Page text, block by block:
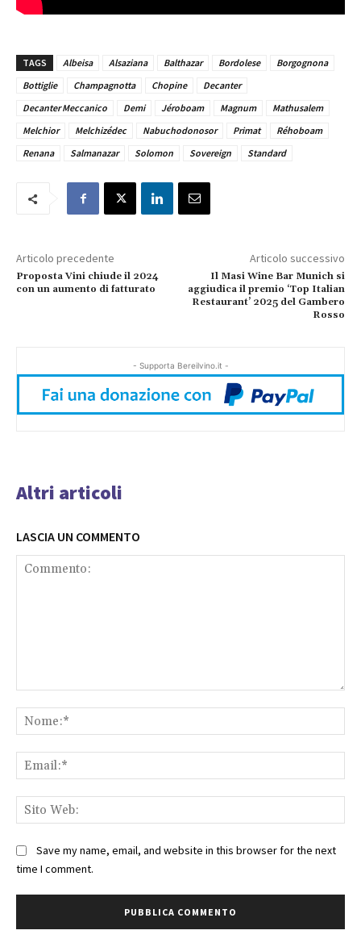
TAGS Albeisa Alsaziana Balthazar Bordolese
Borgognona
Bottiglie
Champagnotta Chopine
Decanter
Decanter Meccanico
Demi Jéroboam Magnum
Mathusalem
Melchior
Melchizédec Nabuchodonosor Primat
Réhoboam
Renana
Salmanazar Solomon Sovereign Standard
Articolo precedente
Proposta Vini chiude il 2024
con un aumento di fatturato
Articolo successivo
Il Masi Wine Bar Munich si
aggiudica il premio ‘Top Italian
Restaurant’ 2025 del Gambero
Rosso
- Supporta Bereilvino.it -
Altri articoli
LASCIA UN COMMENTO
Save my name, email, and website in this browser for the next
time I comment.